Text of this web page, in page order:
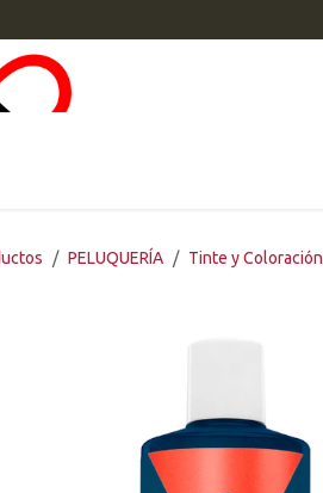
PELUQUERÍA Tinte y Coloración